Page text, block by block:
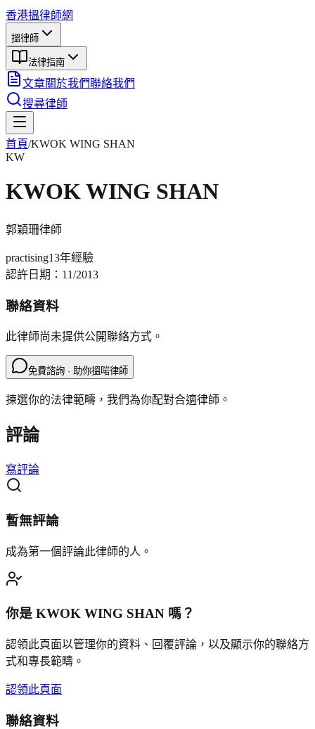
香港搵律師網
搵律師
法律指南
文章關於我們聯絡我們
搜尋律師
首頁/KWOK WING SHAN
KW
KWOK WING SHAN
郭穎珊律師
practising13年經驗
認許日期： 11/2013
聯絡資料
此律師尚未提供公開聯絡方式。
免費諮詢 · 助你搵啱律師
揀選你的法律範疇，我們為你配對合適律師。
評論
寫評論
暫無評論
成為第一個評論此律師的人。
你是 KWOK WING SHAN 嗎？
認領此頁面以管理你的資料、回覆評論，以及顯示你的聯絡方
式和專長範疇。
認領此頁面
聯絡資料